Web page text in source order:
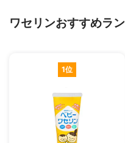
ワセリンおすすめラ
1位